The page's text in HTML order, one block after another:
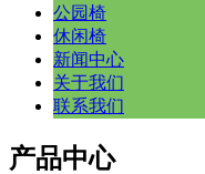
公园椅
休闲椅
新闻中心
关于我们
联系我们
产品中心